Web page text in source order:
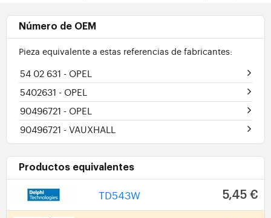
Número de OEM
Pieza equivalente a estas referencias de fabricantes:
54 02 631 - OPEL
5402631 - OPEL
90496721 - OPEL
90496721 - VAUXHALL
Productos equivalentes
TD543W 5,45 €